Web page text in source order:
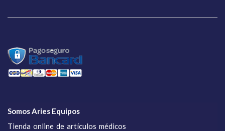
Somos Aries Equipos
Tienda online de artículos médicos